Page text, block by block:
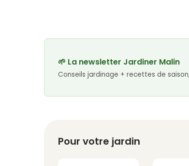
🌱 La newsletter Jardiner Malin
Conseils jardinage + recettes de
Pour votre jardin